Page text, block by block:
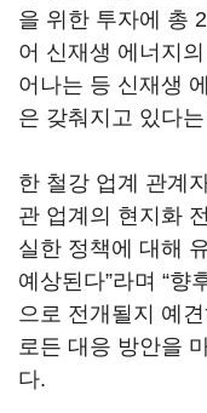
을 위한 투자에 총
어 신재생 에너지
어나는 등 신재생
은 갖춰지고 있다
한 철강 업계 관계
관 업계의 현지화
실한 정책에 대해
예상된다”라며 “향
으로 전개될지 예
로든 대응 방안을
다.